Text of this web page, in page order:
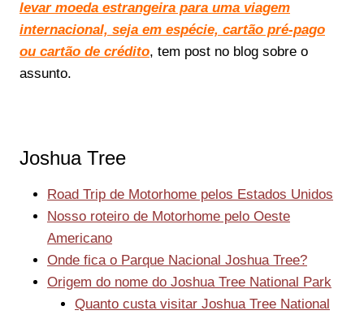
levar moeda estrangeira para uma viagem
internacional, seja em espécie, cartão pré-pago
ou cartão de crédito, tem post no blog sobre o
assunto.
Joshua Tree
Road Trip de Motorhome pelos Estados Unidos
Nosso roteiro de Motorhome pelo Oeste
Americano
Onde fica o Parque Nacional Joshua Tree?
Origem do nome do Joshua Tree National Park
Quanto custa visitar Joshua Tree National